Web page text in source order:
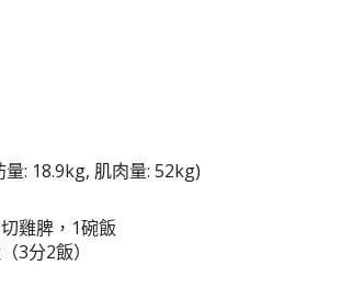
: 18.9kg, 肌肉量: 52kg)
雞脾，1碗飯
3分2飯）